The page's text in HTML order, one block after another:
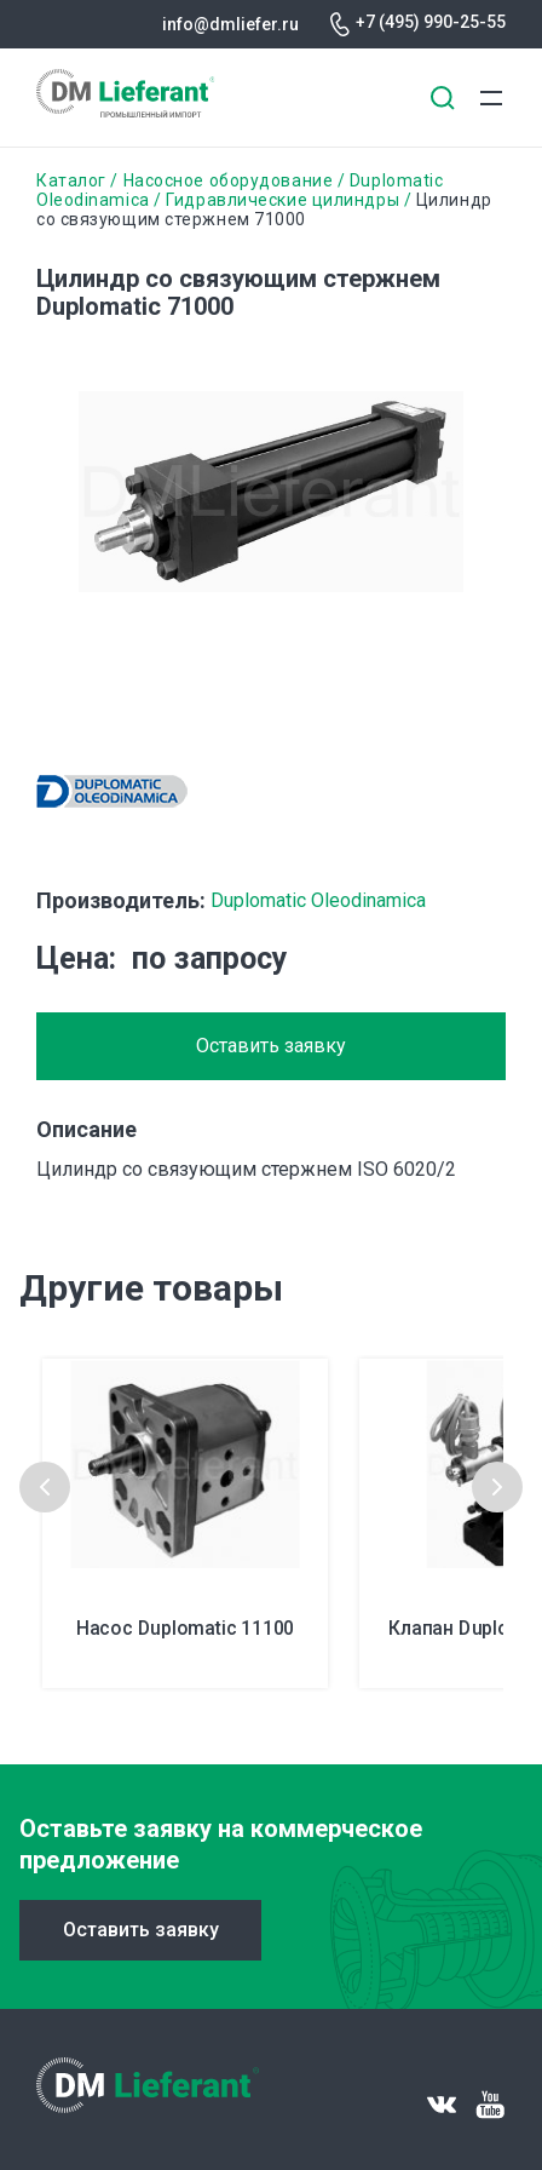
основному
info@dmliefer.ru +7 (495) 990-25-55
Строка
навигации
Каталог Насосное оборудование
Duplomatic
Oleodinamica
Гидравлические цилиндры
Цилиндр
со связующим стержнем 71000
Цилиндр со связующим стержнем
Duplomatic 71000
Производитель: Duplomatic Oleodinamica
Цена по запросу
Оставить заявку
Описание
Цилиндр со связующим стержнем ISO 6020/2
Другие товары
Насос Duplomatic 11100 Клапан
Оставьте заявку на коммерческое
предложение
Оставить заявку